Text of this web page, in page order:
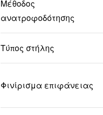
Μέθοδος
ανατροφοδότησης
Τύπος στήλης
Φινίρισμα επιφάνειας